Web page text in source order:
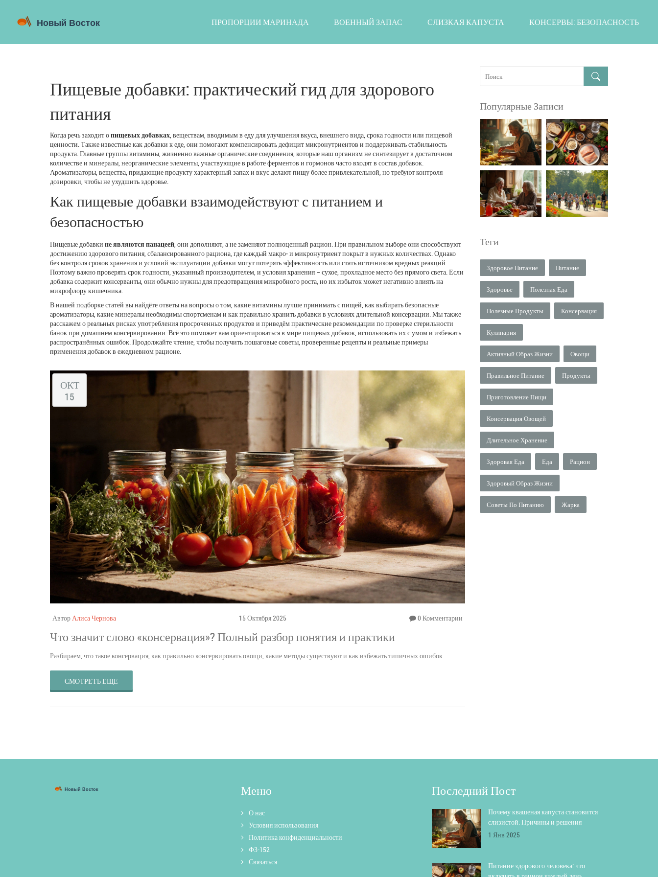
ПРОПОРЦИИ МАРИНАДА ВОЕННЫЙ ЗАПАС СЛИЗКАЯ КАПУСТА КОНСЕРВЫ: БЕЗОПАСНОСТЬ
Пищевые добавки: практический гид для здорового
питания
Когда речь заходит опищевых добавках веществам, вводимым в еду для улучшения вкуса, внешнего вида, срока годности или пищевой
ценности . Также известные как добавки к еде , они помогают компенсировать дефицит микронутриентов и поддерживать стабильность
продукта Главные группывитамины жизненно важные органические соединения, которые наш организм не синтезирует в достаточном
количествеи минералы неорганические элементы, участвующие в работе ферментов и гормонов часто входят в состав добавок.
Ароматизаторы вещества, придающие продукту характерный запах и вкус делают пищу более привлекательной, но требуют контроля
дозировки, чтобы не ухудшить здоровье.
Как пищевые добавки взаимодействуют с питанием и
безопасностью
Пищевые добавки не являются панацеей , они дополняют, а не заменяют полноценный рацион. При правильном выборе они способствуют
достижениюздорового питания сбалансированного рациона, где каждый макро‑ и микронутриент покрыт в нужных количествах . Однако
без контроля сроков хранения и условий эксплуатации добавки могут потерять эффективность или стать источником вредных реакций.
Поэтому важно проверятьсрок годности указанный производителем, и условия хранения – сухое, прохладное место без прямого света . Если
добавка содержит консерванты, они обычно нужны для предотвращения микробного роста, но их избыток может негативно влиять на
микрофлору кишечника.
В нашей подборке статей вы найдёте ответы на вопросы о том, какие витамины лучше принимать с пищей, как выбирать безопасные
ароматизаторы, какие минералы необходимы спортсменам и как правильно хранить добавки в условиях длительной консервации. Мы также
расскажем о реальных рисках употребления просроченных продуктов и приведём практические рекомендации по проверке стерильности
банок при домашнем консервировании. Всё это поможет вам ориентироваться в мире пищевых добавок, использовать их с умом и избежать
распространённых ошибок. Продолжайте чтение, чтобы получить пошаговые советы, проверенные рецепты и реальные примеры
применения добавок в ежедневном рационе.
ОКТ
15
АвторАлиса Чернова 15 Октября 2025 0 Комментарии
Что значит слово «консервация»? Полный разбор понятия и практики
Разбираем, что такое консервация, как правильно консервировать овощи, какие методы существуют и как избежать типичных ошибок.
СМОТРЕТЬ ЕЩЕ
Популярные Записи
Теги
Здоровое Питание Питание
Здоровье Полезная Еда
Полезные Продукты Консервация
Кулинария
Активный Образ Жизни Овощи
Правильное Питание Продукты
Приготовление Пищи
Консервация Овощей
Длительное Хранение
Здоровая Еда Еда Рацион
Здоровый Образ Жизни
Советы По Питанию Жарка
Меню
О нас
Условия использования
Политика конфиденциальности
ФЗ-152
Связаться
Последний Пост
Почему квашеная капуста становится
слизистой: Причины и решения
1 Янв 2025
Питание здорового человека: что